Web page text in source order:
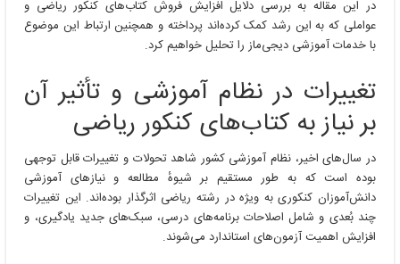
در این مقاله به بررسی دلایل افزایش فروش کتاب‌های کنکور ریاضی و
عواملی که به این رشد کمک کرده‌اند پرداخته و همچنین ارتباط این موضوع
با خدمات آموزشی دیجی‌ماز را تحلیل خواهیم کرد.
تغییرات در نظام آموزشی و تأثیر آن
بر نیاز به کتاب‌های کنکور ریاضی
در سال‌های اخیر، نظام آموزشی کشور شاهد تحولات و تغییرات قابل توجهی
بوده است که به طور مستقیم بر شیوهٔ مطالعه و نیازهای آموزشی
دانش‌آموزان کنکوری به ویژه در رشته ریاضی اثرگذار بوده‌اند. این تغییرات
چند بُعدی و شامل اصلاحات برنامه‌های درسی، سبک‌های جدید یادگیری، و
افزایش اهمیت آزمون‌های استاندارد می‌شوند.